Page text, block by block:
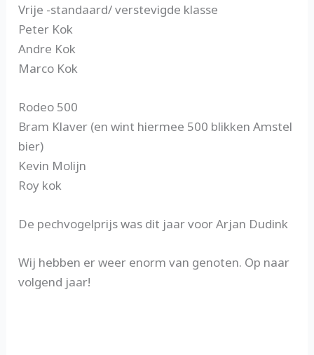
Vrije -standaard/ verstevigde klasse
Peter Kok
Andre Kok
Marco Kok
Rodeo 500
Bram Klaver (en wint hiermee 500 blikken Amstel
bier)
Kevin Molijn
Roy kok
De pechvogelprijs was dit jaar voor Arjan Dudink
Wij hebben er weer enorm van genoten. Op naar
volgend jaar!